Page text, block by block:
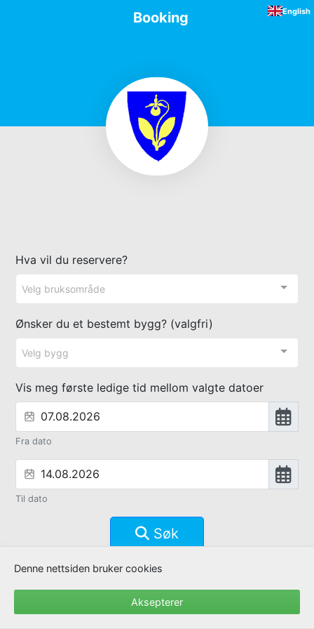
Booking English
Hva vil du reservere?
Velg bruksområde
Ønsker du et bestemt bygg? (valgfri)
Velg bygg
Vis meg første ledige tid mellom valgte datoer
Fra dato
Til dato
Søk
Denne nettsiden bruker cookies
Aksepterer
Et produkt fra © Fdvhuset AS